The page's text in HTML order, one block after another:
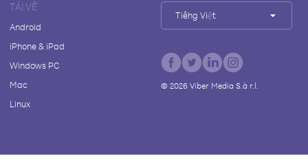
TẢI VỀ
Android
iPhone & iPad
Windows PC
Mac
Linux
Tiếng Việt
© 2026Viber Media S.à r.l.